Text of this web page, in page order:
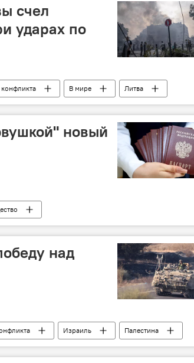
счел
ударах по
В мире
Литва
новый
над
Израиль
Палестина